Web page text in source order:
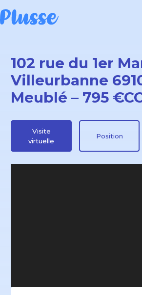
102 rue du 1er
Villeurbanne
Meublé – 795
Visite
virtuelle
Position